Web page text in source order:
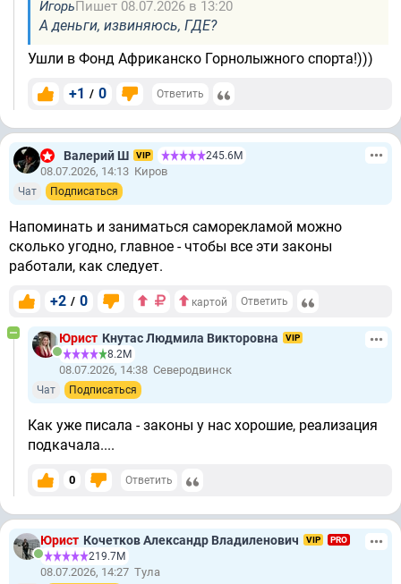
ИгорьПишет 08.07.2026 в 13:20
А деньги, извиняюсь, ГДЕ?
Ушли в Фонд Африканско Горнолыжного спорта!)))
+1 / 0 Ответить
Валерий Ш VIP 245.6М
08.07.2026, 14:13 Киров
Чат Подписаться
Напоминать и заниматься саморекламой можно
сколько угодно, главное - чтобы все эти законы
работали, как следует.
+2 / 0 картой Ответить
Юрист Кнутас Людмила Викторовна VIP
8.2М
08.07.2026, 14:38 Северодвинск
Чат Подписаться
Как уже писала - законы у нас хорошие, реализация
подкачала....
0 Ответить
Юрист Кочетков Александр Владиленович VIP PRO
219.7М
08.07.2026, 14:27 Тула